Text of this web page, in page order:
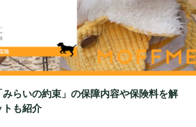
らいの約束」の保障内容や保険料を解
トも紹介